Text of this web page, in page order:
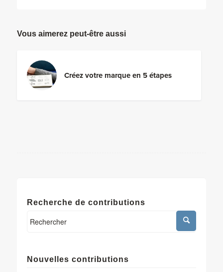
Vous aimerez peut-être aussi
Créez votre marque en 5 étapes
Recherche de contributions
Nouvelles contributions